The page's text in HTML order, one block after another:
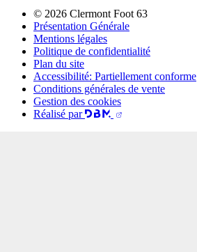
© 2026 Clermont Foot 63
Présentation Générale
Mentions légales
Politique de confidentialité
Plan du site
Accessibilité: Partiellement conforme
Conditions générales de vente
Gestion des cookies
Réalisé par